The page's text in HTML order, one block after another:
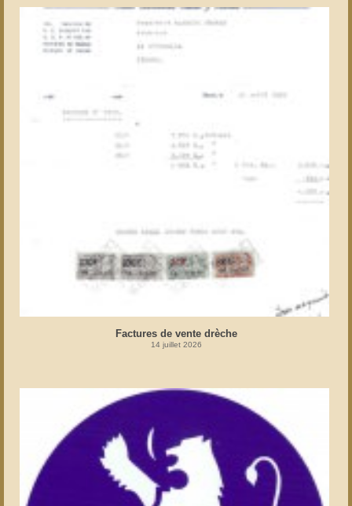
Factures de vente drèche
14 juillet 2026